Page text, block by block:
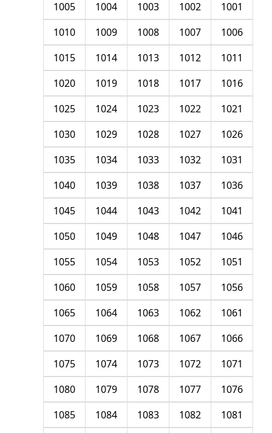
1001
1002
1003
1004
1005
1006
1007
1008
1009
1010
1011
1012
1013
1014
1015
1016
1017
1018
1019
1020
1021
1022
1023
1024
1025
1026
1027
1028
1029
1030
1031
1032
1033
1034
1035
1036
1037
1038
1039
1040
1041
1042
1043
1044
1045
1046
1047
1048
1049
1050
1051
1052
1053
1054
1055
1056
1057
1058
1059
1060
1061
1062
1063
1064
1065
1066
1067
1068
1069
1070
1071
1072
1073
1074
1075
1076
1077
1078
1079
1080
1081
1082
1083
1084
1085